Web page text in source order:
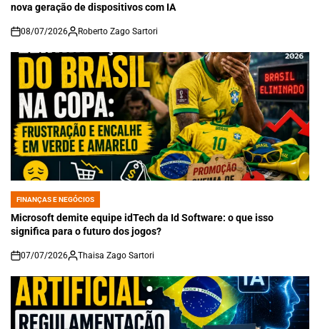
nova geração de dispositivos com IA
on
08/07/2026 Roberto Zago Sartori
POSTED
IN
FINANÇAS E NEGÓCIOS
Microsoft demite equipe idTech da Id Software: o que isso
significa para o futuro dos jogos?
on
07/07/2026 Thaisa Zago Sartori